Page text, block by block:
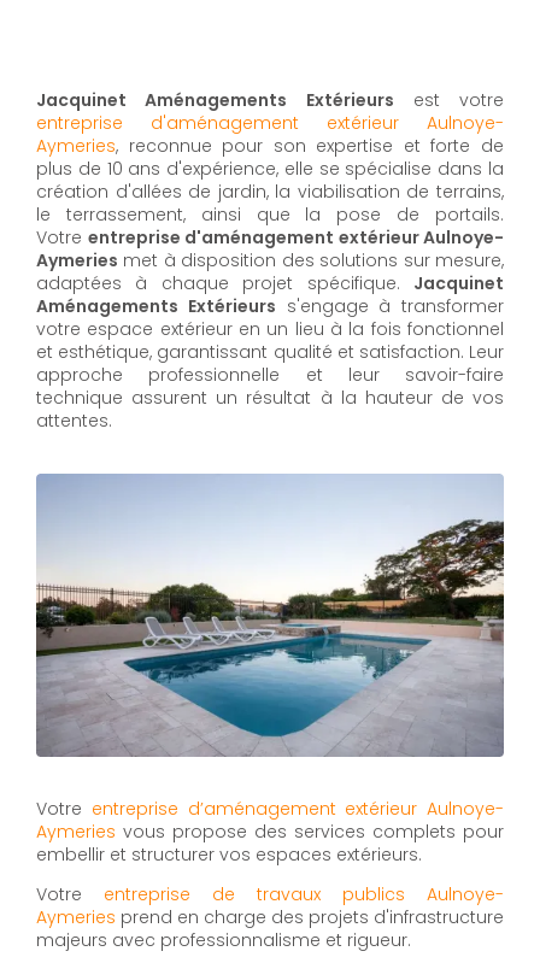
Jacquinet Aménagements Extérieurs est votre
entreprise d'aménagement extérieur Aulnoye-
Aymeries, reconnue pour son expertise et forte de
plus de 10 ans d'expérience, elle se spécialise dans la
création d'allées de jardin, la viabilisation de terrains,
le terrassement, ainsi que la pose de portails.
Votre entreprise d'aménagement extérieur Aulnoye-
Aymeries met à disposition des solutions sur mesure,
adaptées à chaque projet spécifique. Jacquinet
Aménagements Extérieurs s'engage à transformer
votre espace extérieur en un lieu à la fois fonctionnel
et esthétique, garantissant qualité et satisfaction. Leur
approche professionnelle et leur savoir-faire
technique assurent un résultat à la hauteur de vos
attentes.
Votre entreprise d’aménagement extérieur Aulnoye-
Aymeries vous propose des services complets pour
embellir et structurer vos espaces extérieurs.
Votre entreprise de travaux publics Aulnoye-
Aymeries prend en charge des projets d'infrastructure
majeurs avec professionnalisme et rigueur.